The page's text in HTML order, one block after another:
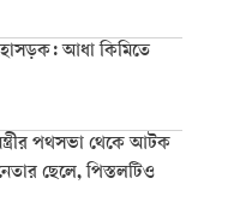
আধা কিমিতে
পথসভা থেকে আটক
ছেলে, পিস্তলটিও